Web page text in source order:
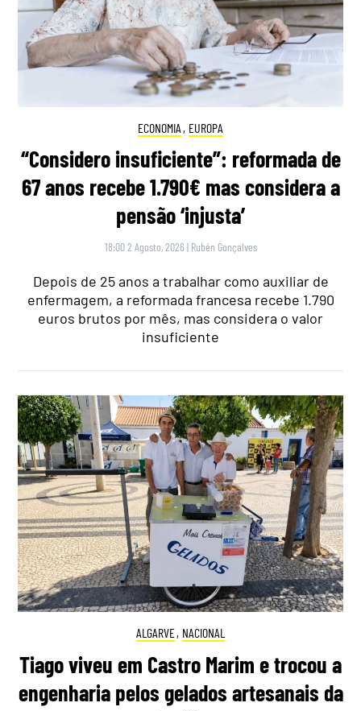
ECONOMIA , EUROPA
“Considero insuficiente”: reformada de
67 anos recebe 1.790€ mas considera a
pensão ‘injusta’
18:00 2 Agosto, 2026 | Rubén Gonçalves
Depois de 25 anos a trabalhar como auxiliar de
enfermagem, a reformada francesa recebe 1.790
euros brutos por mês, mas considera o valor
insuficiente
ALGARVE, NACIONAL
Tiago viveu em Castro Marim e trocou a
engenharia pelos gelados artesanais da